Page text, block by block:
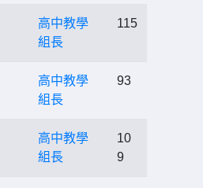
高中教學
組長
115
高中教學
組長
93
高中教學
組長
10
9